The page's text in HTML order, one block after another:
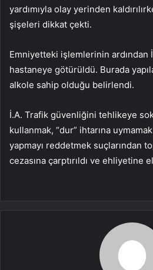
yardımıyla olay yerinden
şişeleri dikkat çekti.
Emniyetteki işlemlerinin ardından
hastaneye götürüldü. Burada
alkole sahip olduğu belirlendi.
İ.A. Trafik güvenliğini tehlikeye
kullanmak, “dur” ihtarına
yapmayı reddetmek suçlarından
cezasına çarptırıldı ve ehliyetine